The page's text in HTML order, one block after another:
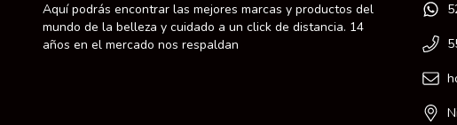
Aquí podrás encontrar las mejores marcas y productos del
mundo de la belleza y cuidado a un click de distancia. 14
años en el mercado nos respaldan